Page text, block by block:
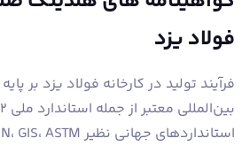
فولاد یزد
فرآیند تولید در کارخانه فولاد یزد بر